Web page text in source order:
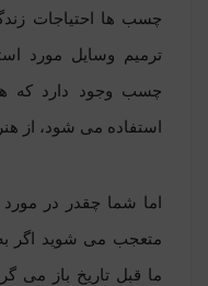
چسب ها احتیاجات
چسب وجود دارد که
استفاده می شود، از
اما شما چقدر در
متعجب می شوید اگر
ما قبل تاریخ باز می